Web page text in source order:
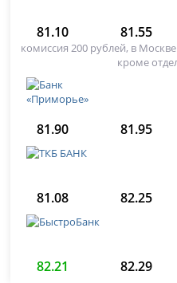
81.10 81.55
комиссия 200 рублей, в
кроме
81.90 81.95
81.08 82.25
82.21 82.29